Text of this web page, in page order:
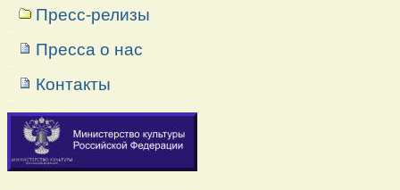
Пресс-релизы
Пресса о нас
Контакты